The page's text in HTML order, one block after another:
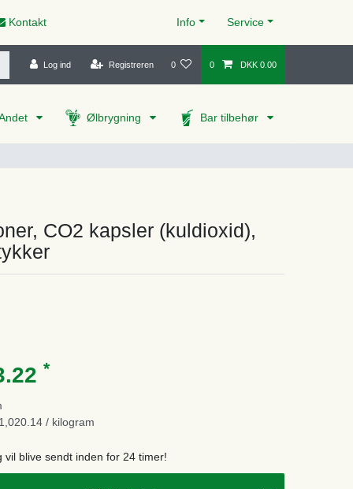
Kontakt Info Service
Log ind Registreren 0 0 DKK 0.00
Ølbrygning Bar tilbehør
CO2 kapsler (kuldioxid),
*
/ kilogram
vil blive sendt inden for 24 timer!